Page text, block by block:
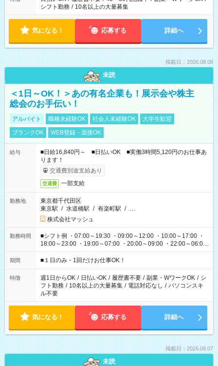
シフト勤務 / 10名以上の大量募集
気になる！ 応募する 詳細へ
掲載日：2026.08.08
未読
＜1日～OK！＞あの有名企業も！展示会や株主
総会のお手伝い！
アルバイト 職種未経験OK 社会人未経験OK
大学生歓迎
ブランクOK
WEB登録・面接OK
給与
■日給16,840円～ ■日払いOK ■実働3時間5,120円のお仕事あ
ります！
交通費別途支給あり
交通費 一部支給
勤務地
東京都千代田区
東京駅 / 水道橋駅 / 有楽町駅 / …
株式会社マッシュ
勤務時間
■シフト例 ・07:00～19:30 ・09:00～12:00 ・10:00～17:00 ・
18:00～23:00 ・19:00～07:00 ・20:00～09:00 ・22:00～06:00
etc ★最短で3時間で5,120円のお仕事から 15時間で2万円近く稼
げるお仕事も！ ご希望のお時間に合わせてご紹介！ ※シフトは
ください！
期間 ■１日のみ・1回だけお仕事OK！
特徴 週1日からOK / 日払いOK / 履歴書不要 / 副業・WワークOK / シ
フト勤務 / 10名以上の大量募集 / 電話対応なし / パソコンスキ
ル不要
気になる！ 応募する 詳細へ
掲載日：2026.08.07
未読